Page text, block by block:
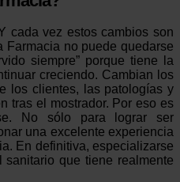
cada vez estos cambios son
Farmacia no puede quedarse
siempre” porque tiene la
creciendo. Cambian los
los clientes, las patologías y
tras el mostrador. Por eso es
No sólo para lograr ser
una excelente experiencia
En definitiva, especializarse
que tiene realmente